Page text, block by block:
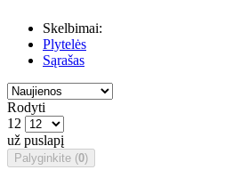
Skelbimai:
Plytelės
Sąrašas
Rodyti
12
už puslapį
Palyginkite (0)